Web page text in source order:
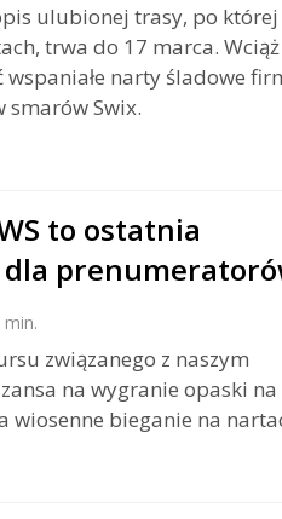
ulubionej trasy, po której
trwa do 17 marca. Wciąż
wspaniałe narty śladowe
smarów Swix.
to ostatnia
min.
związanego z naszym
na wygranie opaski na
wiosenne bieganie na